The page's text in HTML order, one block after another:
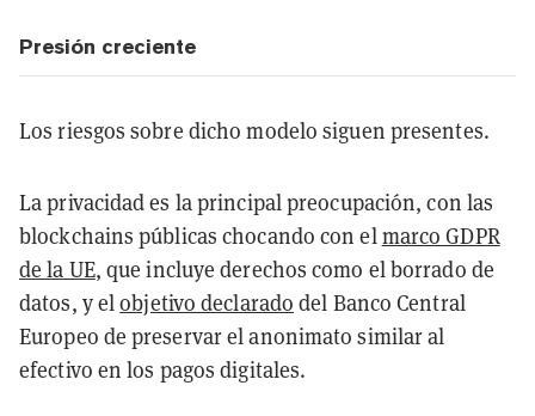
Presión creciente
Los riesgos sobre dicho modelo siguen presentes.
La privacidad es la principal preocupación, con las
blockchains públicas chocando con elmarco GDPR
de la UE, que incluye derechos como el borrado de
datos, y elobjetivo declarado del Banco Central
Europeo de preservar el anonimato similar al
efectivo en los pagos digitales.